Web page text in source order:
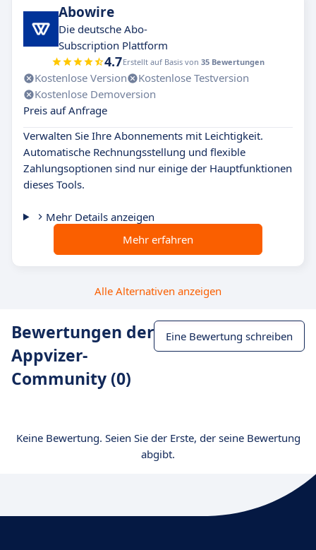
Abowire
Die deutsche Abo-
Subscription Plattform
4.7Erstellt auf Basis von 35 Bewertungen
Kostenlose Version
Kostenlose Testversion
Kostenlose Demoversion
Preis auf Anfrage
Verwalten Sie Ihre Abonnements mit Leichtigkeit.
Automatische Rechnungsstellung und flexible
Zahlungsoptionen sind nur einige der Hauptfunktionen
dieses Tools.
Mehr Details anzeigen
Mehr erfahren
Alle Alternativen anzeigen
Bewertungen der
Appvizer-
Community (0)
Eine Bewertung schreiben
Keine Bewertung. Seien Sie der Erste, der seine Bewertung
abgibt.